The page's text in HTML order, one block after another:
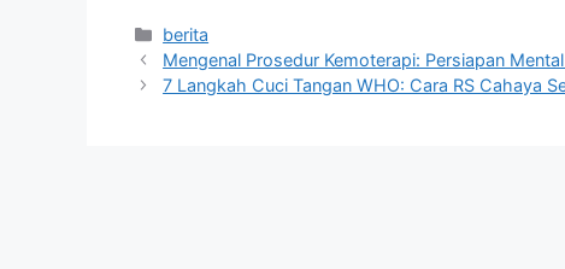
Kategori
berita
Mengenal Prosedur Kemoterapi: Persiapan
7 Langkah Cuci Tangan WHO: Cara RS Cahaya